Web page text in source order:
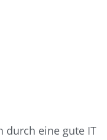
durch eine gute IT